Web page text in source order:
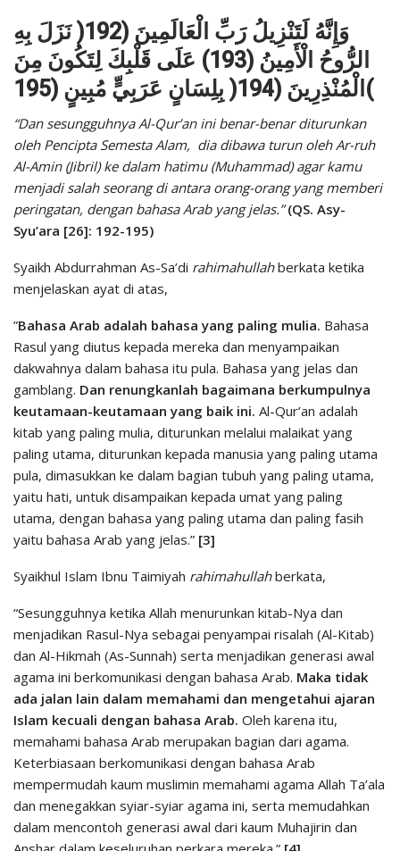
وَإِنَّهُ لَتَنْزِيلُ رَبِّ الْعَالَمِينَ (192( نَزَلَ بِهِ
الرُّوحُ الْأَمِينُ (193) عَلَى قَلْبِكَ لِتَكُونَ مِنَ
الْمُنْذِرِينَ (194( بِلِسَانٍ عَرَبِيٍّ مُبِينٍ (195(
“Dan sesungguhnya Al-Qur’an ini benar-benar diturunkan
oleh Pencipta Semesta Alam, dia dibawa turun oleh Ar-ruh
Al-Amin (Jibril) ke dalam hatimu (Muhammad) agar kamu
menjadi salah seorang di antara orang-orang yang memberi
peringatan, dengan bahasa Arab yang jelas.”(QS. Asy-
Syu’ara [26]: 192-195)
Syaikh Abdurrahman As-Sa’di rahimahullahberkata ketika
menjelaskan ayat di atas,
”Bahasa Arab adalah bahasa yang paling mulia. Bahasa
Rasul yang diutus kepada mereka dan menyampaikan
dakwahnya dalam bahasa itu pula. Bahasa yang jelas dan
gamblang. Dan renungkanlah bagaimana berkumpulnya
keutamaan-keutamaan yang baik ini. Al-Qur’an adalah
kitab yang paling mulia, diturunkan melalui malaikat yang
paling utama, diturunkan kepada manusia yang paling utama
pula, dimasukkan ke dalam bagian tubuh yang paling utama,
yaitu hati, untuk disampaikan kepada umat yang paling
utama, dengan bahasa yang paling utama dan paling fasih
yaitu bahasa Arab yang jelas.” [3]
Syaikhul Islam Ibnu Taimiyah rahimahullahberkata,
“Sesungguhnya ketika Allah menurunkan kitab-Nya dan
menjadikan Rasul-Nya sebagai penyampai risalah (Al-Kitab)
dan Al-Hikmah (As-Sunnah) serta menjadikan generasi awal
agama ini berkomunikasi dengan bahasa Arab. Maka tidak
ada jalan lain dalam memahami dan mengetahui ajaran
Islam kecuali dengan bahasa Arab. Oleh karena itu,
memahami bahasa Arab merupakan bagian dari agama.
Keterbiasaan berkomunikasi dengan bahasa Arab
mempermudah kaum muslimin memahami agama Allah Ta’ala
dan menegakkan syiar-syiar agama ini, serta memudahkan
dalam mencontoh generasi awal dari kaum Muhajirin dan